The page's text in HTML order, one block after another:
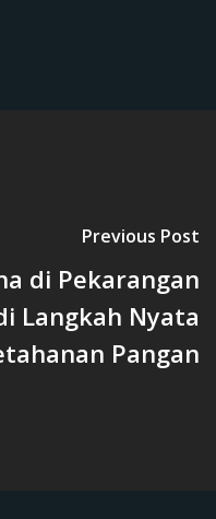
Previous Post
di Pekarangan
Langkah Nyata
Pangan